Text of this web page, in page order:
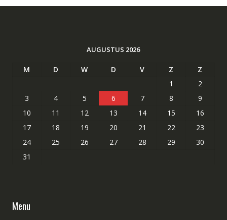
AUGUSTUS 2026
M D W D V Z
Z
1
2
3
4 5 6 7 8
9
10
11 12 13 14 15
16
17
18 19 20 21 22
23
24
25 26 27 28 29
30
31
Menu